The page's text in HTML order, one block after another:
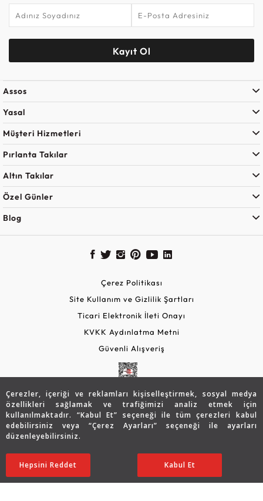
Çerezler, içeriği ve reklamları kişiselleştirmek, sosyal medya
özellikleri sağlamak ve trafiğimizi analiz etmek için
kullanılmaktadır. “Kabul Et” seçeneği ile tüm çerezleri kabul
edebilirsiniz veya “Çerez Ayarları” seçeneği ile ayarları
düzenleyebilirsiniz.
Ayarları Düzenle
Hepsini Reddet Kabul Et
23.309 TL
18.647TL SATIN ALIN
Kayıt Ol
Assos
Yasal
Müşteri Hizmetleri
Pırlanta Takılar
Altın Takılar
Özel Günler
Blog
Çerez Politikası
Site Kullanım ve Gizlilik Şartları
Ticari Elektronik İleti Onayı
KVKK Aydınlatma Metni
Güvenli Alışveriş
Copyright © 2026 Assos Pırlanta - Bu sitenin tüm hakları